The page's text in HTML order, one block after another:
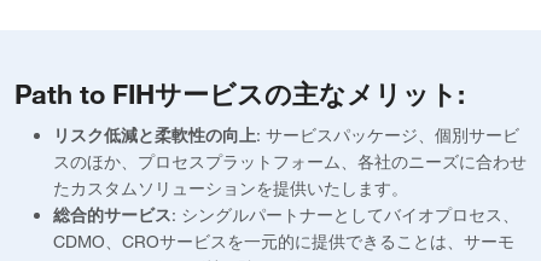
Path to FIHサービスの主なメリット:
リスク低減と柔軟性の向上: サービスパッケージ、個別サービ
スのほか、プロセスプラットフォーム、各社のニーズに合わせ
たカスタムソリューションを提供いたします。
総合的サービス: シングルパートナーとしてバイオプロセス、
CDMO、CROサービスを一元的に提供できることは、サーモ